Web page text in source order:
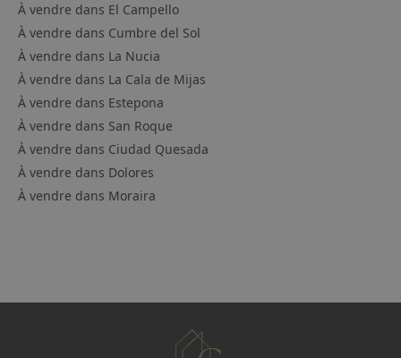
À vendre dans El Campello
À vendre dans Cumbre del Sol
À vendre dans La Nucia
À vendre dans La Cala de Mijas
À vendre dans Estepona
À vendre dans San Roque
À vendre dans Ciudad Quesada
À vendre dans Dolores
À vendre dans Moraira